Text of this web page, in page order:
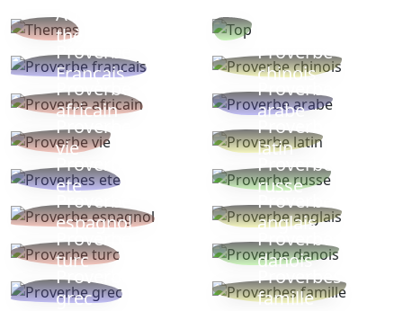
Autres
thèmes
Proverbe
Français
Proverbe
chinois
Proverbe
africain
Proverbe
arabe
Proverbe
vie
Proverbe
latin
Proverbes
ete
Proverbe
russe
Proverbe
espagnol
Proverbe
anglais
Proverbe
turc
Proverbe
danois
Proverbe
grec
Proverbes
famille